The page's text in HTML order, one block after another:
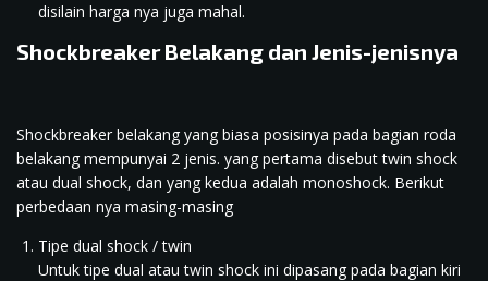
disilain harga nya juga mahal.
Shockbreaker Belakang dan Jenis-jenisnya
Shockbreaker belakang yang biasa posisinya pada bagian roda
belakang mempunyai 2 jenis. yang pertama disebut twin shock
atau dual shock, dan yang kedua adalah monoshock. Berikut
perbedaan nya masing-masing
Tipe dual shock / twin
Untuk tipe dual atau twin shock ini dipasang pada bagian kiri